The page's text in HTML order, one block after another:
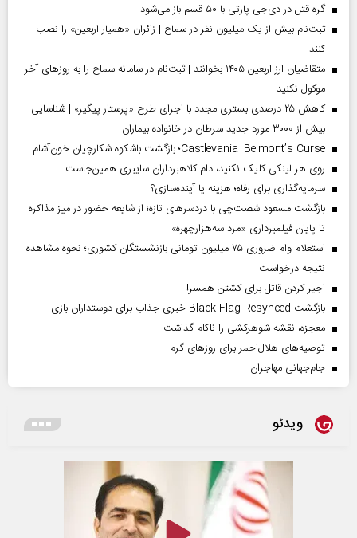
گره قتل در دی‌جی پارتی با ۵۰ قسم باز می‌شود
ثبت‌نام بیش از یک میلیون نفر در سماح | زائران «همیار اربعین» را نصب
کنند
متقاضیان ارز اربعین ۱۴۰۵ بخوانند | ثبت‌نام در سامانه سماح را به روز‌های آخر
موکول نکنید
کاهش ۲۵ درصدی بستری مجدد با اجرای طرح «پرستار پیگیر» | شناسایی
بیش از ۳۰۰۰ مورد جدید سرطان در خانواده بیماران
Castlevania: Belmont’s Curse؛ بازگشت باشکوه شکارچیان خون‌آشام
روی هر لینکی کلیک نکنید، دام کلاهبرداران سایبری همین‌جاست
سرمایه‌گذاری برای رفاه؛ هزینه یا آینده‌سازی؟
بازگشت مسعود شصت‌چی با دردسر‌های تازه؛ از شایعه حضور در میز مذاکره
تا پایان فیلمبرداری «مرد سه‌هزارچهره»
استعلام وام ضروری ۷۵ میلیون تومانی بازنشستگان کشوری؛ نحوه مشاهده
نتیجه درخواست
اجیر کردن قاتل برای کشتن همسر!
بازگشت Black Flag Resynced خبری جذاب برای دوستداران بازی
معجزه، نقشه شوهرکشی را ناکام گذاشت
توصیه‌های هلال‌احمر برای روز‌های گرم
جام‌جهانی مهاجران
ویدئو